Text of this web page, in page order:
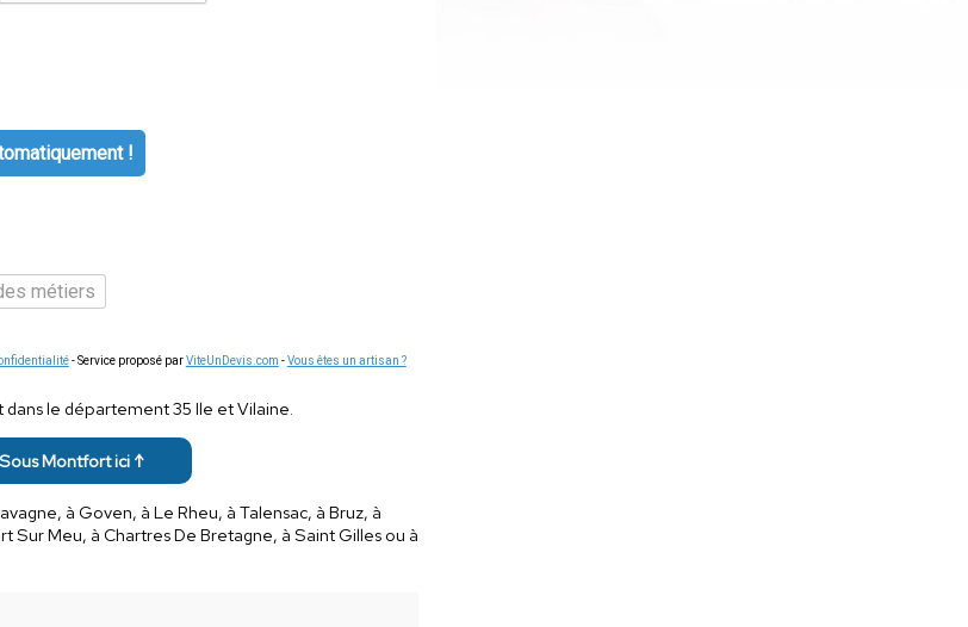
!
métiers
- Service proposé parViteUnDevis.com -Vous êtes un artisan ?
le département 35 Ile et Vilaine.
Montfort ici ↑
à Goven, à Le Rheu, à Talensac, à Bruz, à
Meu, à Chartres De Bretagne, à Saint Gilles ou à